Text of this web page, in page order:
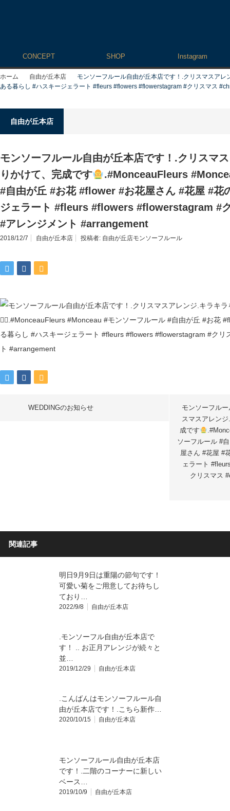
CONCEPT SHOP Instagram
ホーム 自由が丘本店
モンソーフルール自由が丘本店です！.クリスマスア
ある暮らし #ハスキージェラート #fleurs #flowers #flowerstagram #クリスマス
自由が丘本店
モンソーフルール自由が丘本店です！.クリスマ
りかけて、完成です
.#MonceauFleurs
#自由が丘 #お花 #flower #お花屋さん #花屋 #花
ジェラート #fleurs #flowers #flowerstagram #
#アレンジメント #arrangement
2018/12/7 自由が丘本店 投稿者: 自由が丘店モンソーフルール
WEDDINGのお知らせ
モンソーフル
スマスアレン
成です
ソーフルール #
屋さん #花屋 #
ェラート
クリスマス
関連記事
明日9月9日は重陽の節句です！
可愛い菊をご用意してお待ちし
ており…
2022/9/8 自由が丘本店
.モンソーフル自由が丘本店で
す！ .. お正月アレンジが続々と
並…
2019/12/29 自由が丘本店
.こんばんは️モンソーフルール自
由が丘本店です！.こちら新作…
2020/10/15 自由が丘本店
モンソーフルール自由が丘本店
です！.二階のコーナーに新しい
ベース…
2019/10/9 自由が丘本店